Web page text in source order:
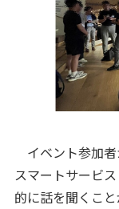
イベント参加
スマートサービ
的に話を聞くこ